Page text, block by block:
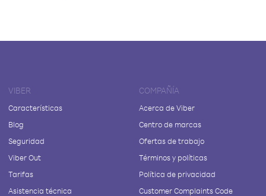
VIBER
Características
Blog
Seguridad
Viber Out
Tarifas
Asistencia técnica
COMPAÑÍA
Acerca de Viber
Centro de marcas
Ofertas de trabajo
Términos y políticas
Política de privacidad
Customer Complaints Code